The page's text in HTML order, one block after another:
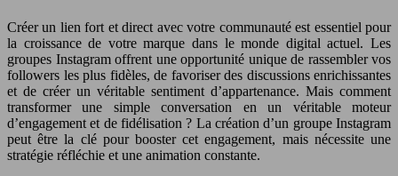
Créer un lien fort et direct avec votre communauté est essentiel pour
la croissance de votre marque dans le monde digital actuel. Les
groupes Instagram offrent une opportunité unique de rassembler vos
followers les plus fidèles, de favoriser des discussions enrichissantes
et de créer un véritable sentiment d’appartenance. Mais comment
transformer une simple conversation en un véritable moteur
d’engagement et de fidélisation ? La création d’un groupe Instagram
peut être la clé pour booster cet engagement, mais nécessite une
stratégie réfléchie et une animation constante.